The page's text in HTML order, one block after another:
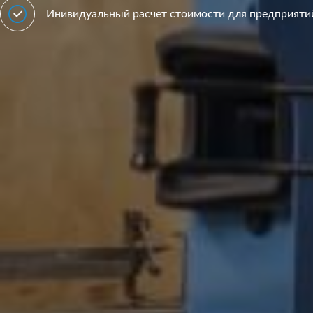
Инивидуальный расчет стоимости для